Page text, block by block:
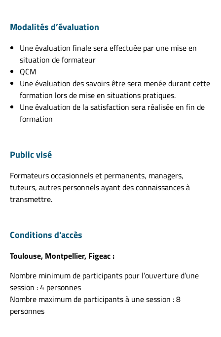
Modalités d’évaluation
Une évaluation finale sera effectuée par une mise en
situation de formateur
QCM
Une évaluation des savoirs être sera menée durant cette
formation lors de mise en situations pratiques.
Une évaluation de la satisfaction sera réalisée en fin de
formation
Public visé
Formateurs occasionnels et permanents, managers,
tuteurs, autres personnels ayant des connaissances à
transmettre.
Conditions d'accès
Toulouse, Montpellier, Figeac :
Nombre minimum de participants pour l’ouverture d’une
session : 4 personnes
Nombre maximum de participants à une session : 8
personnes